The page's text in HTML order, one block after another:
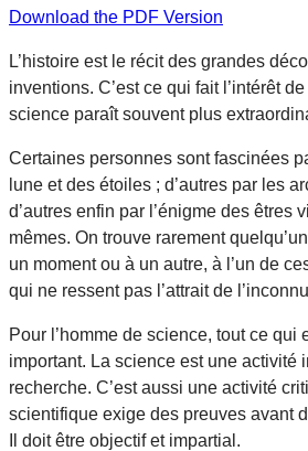
Download the PDF Version
L’histoire est le récit des grandes
inventions. C’est ce qui fait l’intérêt
science paraît souvent plus
Certaines personnes sont fascinées
lune et des étoiles ; d’autres par les
d’autres enfin par l’énigme des êtres
mêmes. On trouve rarement
un moment ou à un autre, à l’un de
qui ne ressent pas l’attrait de
Pour l’homme de science, tout ce qui
important. La science est une activité
recherche. C’est aussi une activité
scientifique exige des preuves avant
Il doit être objectif et impartial.